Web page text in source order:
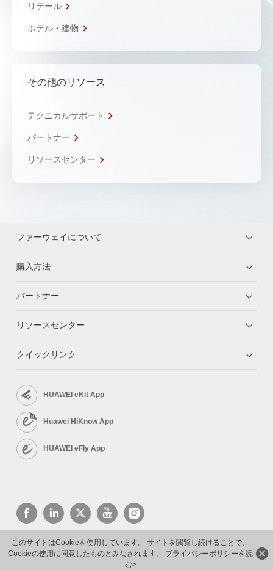
このサイトはCookieを使用しています。 サイトを閲覧し続けることで、
Cookieの使用に同意したものとみなされます。 プライバシーポリシーを読
む>
リテール
ホテル・建物
その他のリソース
テクニカルサポート
パートナー
リソースセンター
ファーウェイについて
購入方法
パートナー
リソースセンター
クイックリンク
HUAWEI eKit App
Huawei HiKnow App
HUAWEI eFly App
Copyright © 2026 Huawei Technologies Co., Ltd. All rights reserved.
プライバシーポリシー